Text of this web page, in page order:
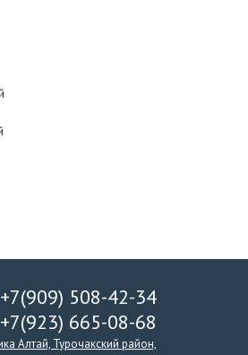
+7(909) 508-42-34
+7(923) 665-08-68
Алтай, Турочакский район,